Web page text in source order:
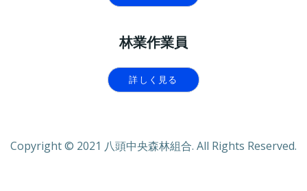
林業作業員
詳しく見る
Copyright © 2021 八頭中央森林組合. All Rights Reserved.